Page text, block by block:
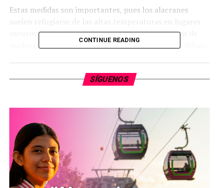
Estas medidas son importantes, pues los alacranes
suelen refugiarse de las altas temperaturas en lugares
oscuros, frescos y aislados como muebles antiguos de
madera, habitaciones con cacharros acumulados, debajo
También es crucial evitar caminar descalzo por el suelo,
arácnidos no se suban, y revisar el piso del baño antes de
darse una ducha.
La limpieza ayuda a eliminar posibles nidos y facilita la
detección de los alacranes, que miden entre ocho y siete
centímetros, tienen cuerpo de color marrón, ocho patas
y una cola alargada con un aguijón en forma de gancho.
CONTINUE READING
SÍGUENOS